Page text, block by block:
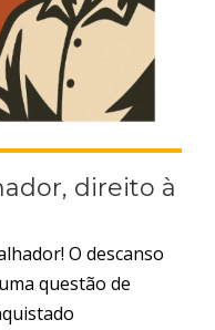
direito à
O descanso
questão de